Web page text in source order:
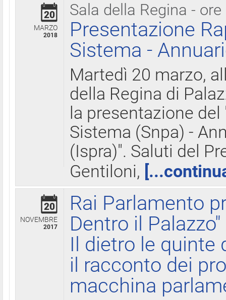
Sala della Regina - ore
20
MARZO
2018
Presentazione
Sistema -
Martedì 20 marzo,
della Regina di
la presentazione
Sistema (Snpa) -
(Ispra)". Saluti del
Gentiloni,
20
NOVEMBRE
2017
Rai Parlamento
Dentro il Palazzo"
Il dietro le quinte
il racconto dei
macchina